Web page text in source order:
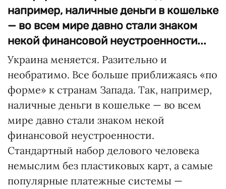
например, наличные деньги в кошельке
— во всем мире давно стали знаком
некой финансовой неустроенности...
Украина меняется. Разительно и
необратимо. Все больше приближаясь «по
форме» к странам Запада. Так, например,
наличные деньги в кошельке — во всем
мире давно стали знаком некой
финансовой неустроенности.
Стандартный набор делового человека
немыслим без пластиковых карт, а самые
популярные платежные системы —